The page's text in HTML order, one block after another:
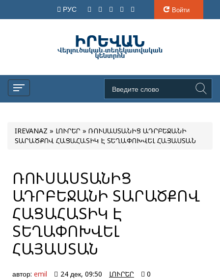
РУС Войти
IREVANAZ » ԼՈՒՐԵՐ » ՌՈՒՍԱՍՏԱՆԻՑ ԱԴՐԲԵՋԱՆԻ
ՏԱՐԱԾՔՈՎ ՀԱՑԱՀԱՏԻԿ Է ՏԵՂԱՓՈԽՎԵԼ ՀԱՅԱՍՏԱՆ
ՌՈՒՍԱՍՏԱՆԻՑ
ԱԴՐԲԵՋԱՆԻ ՏԱՐԱԾՔՈՎ
ՀԱՑԱՀԱՏԻԿ Է
ՏԵՂԱՓՈԽՎԵԼ
ՀԱՅԱՍՏԱՆ
автор: emil 24 дек, 09:50 ԼՈՒՐԵՐ
0